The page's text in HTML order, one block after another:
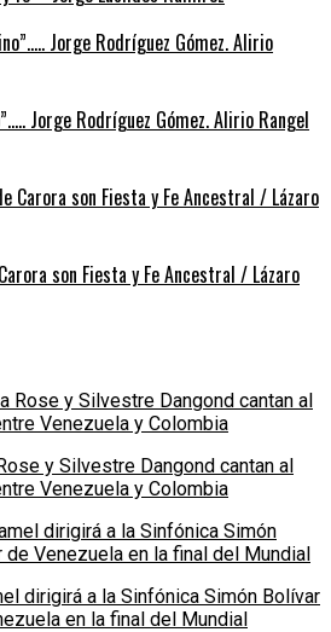
Jorge Rodríguez Gómez. Alirio Rangel
son Fiesta y Fe Ancestral / Lázaro
y Silvestre Dangond cantan al
Venezuela y Colombia
dirigirá a la Sinfónica Simón Bolívar
en la final del Mundial